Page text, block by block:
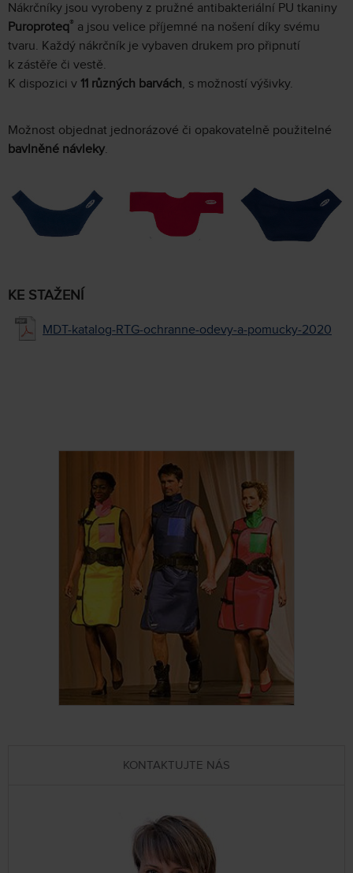
Nákrčníky jsou vyrobeny z pružné antibakteriální PU tkaniny
Puroproteq® a jsou velice příjemné na nošení díky svému
tvaru. Každý nákrčník je vybaven drukem pro připnutí
k zástěře či vestě.
K dispozici v 11 různých barvách, s možností výšivky.
Možnost objednat jednorázové či opakovatelně použitelné
bavlněné návleky.
KE STAŽENÍ
MDT-katalog-RTG-ochranne-odevy-a-pomucky-2020
KONTAKTUJTE NÁS